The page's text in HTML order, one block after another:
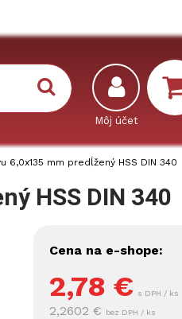
6,0x135 mm predĺžený HSS DIN 340
HSS DIN 340
Cena na e-shope:
2,78 € s DPH / ks
2,2602 € bez DPH / ks